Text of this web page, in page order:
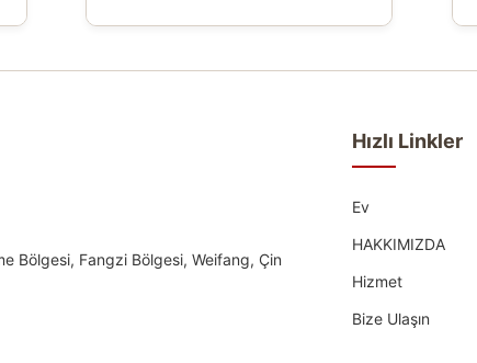
Bölgesi, Fangzi Bölgesi, Weifang, Çin
Hızlı Linkler
Ev
HAKKIMIZDA
Hizmet
Bize Ulaşın